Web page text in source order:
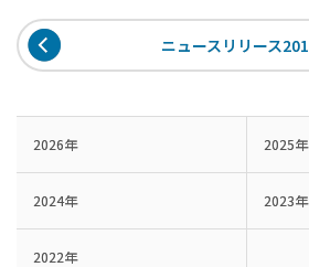
ニュースリリース
2026年 2025年
2024年 2023年
2022年